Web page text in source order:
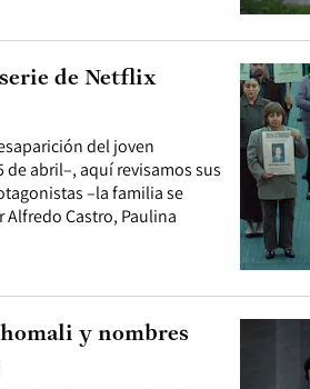
del joven
de abril–, aquí revisamos sus
–la familia se
Castro, Paulina
de Netflix
y nombres